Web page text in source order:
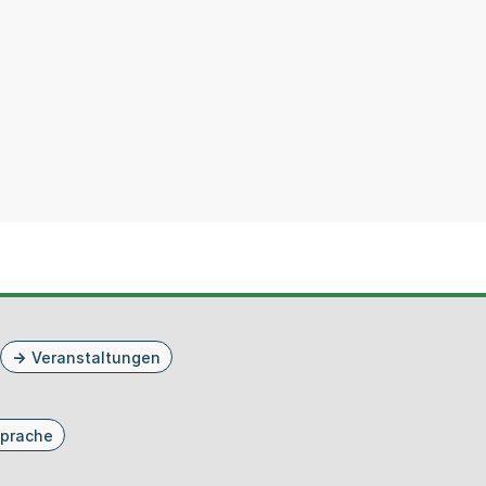
Veranstaltungen